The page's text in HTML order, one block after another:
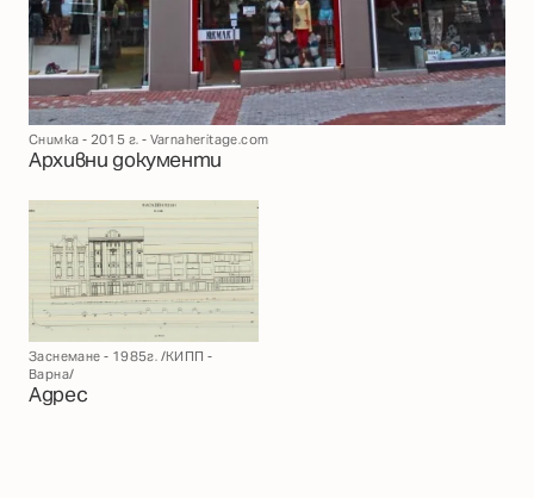
Снимка - 2015 г. - Varnaheritage.com
Архивни документи
Заснемане - 1985г. /КИПП -
Варна/
Адрес